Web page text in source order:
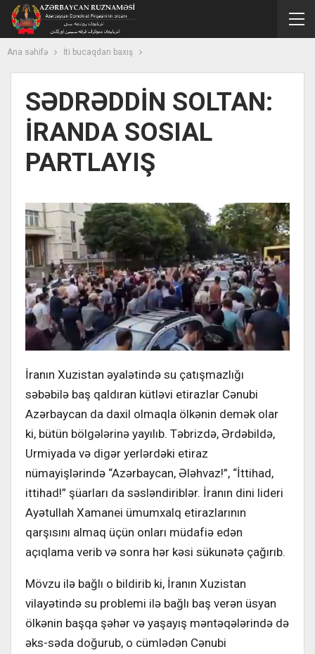
Ana səhifə İti bucaqdan baxış
SƏDRƏDDİN SOLTAN:
İRANDA SOSIAL
PARTLAYIŞ
İranın Xuzistan əyalətində su çatışmazlığı
səbəbilə baş qaldıran kütləvi etirazlar Cənubi
Azərbaycan da daxil olmaqla ölkənin demək olar
ki, bütün bölgələrinə yayılıb. Təbrizdə, Ərdəbildə,
Urmiyada və digər yerlərdəki etiraz
nümayişlərində “Azərbaycan, Ələhvaz!”, “İttihad,
ittihad!” şüarları da səsləndiriblər. İranın dini lideri
Ayətullah Xamanei ümumxalq etirazlarının
qarşısını almaq üçün onları müdafiə edən
açıqlama verib və sonra hər kəsi sükunətə çağırıb.
Mövzu ilə bağlı o bildirib ki, İranın Xuzistan
vilayətində su problemi ilə bağlı baş verən üsyan
ölkənin başqa şəhər və yaşayış məntəqələrində də
əks-səda doğurub, o cümlədən Cənubi